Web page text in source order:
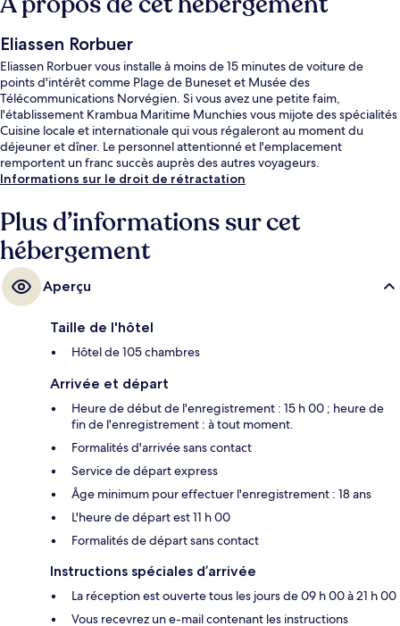
Eliassen Rorbuer
Eliassen Rorbuer vous installe à moins de 15 minutes de voiture de
points d'intérêt comme Plage de Buneset et Musée des
Télécommunications Norvégien. Si vous avez une petite faim,
l'établissement Krambua Maritime Munchies vous mijote des spécialités
Cuisine locale et internationale qui vous régaleront au moment du
déjeuner et dîner. Le personnel attentionné et l'emplacement
remportent un franc succès auprès des autres voyageurs.
Informations sur le droit de rétractation
Plus d’informations sur cet
hébergement
Aperçu
Taille de l'hôtel
Hôtel de 105 chambres
Arrivée et départ
Heure de début de l'enregistrement : 15 h 00 ; heure de
fin de l'enregistrement : à tout moment.
Formalités d'arrivée sans contact
Service de départ express
Âge minimum pour effectuer l'enregistrement : 18 ans
L'heure de départ est 11 h 00
Formalités de départ sans contact
Instructions spéciales d’arrivée
La réception est ouverte tous les jours de 09 h 00 à 21 h 00
Vous recevrez un e-mail contenant les instructions